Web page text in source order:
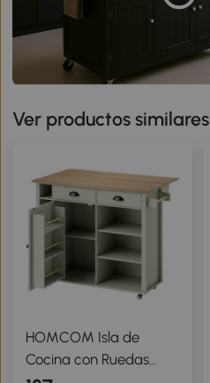
Ver productos similares
HOMCOM Isla de
Cocina con Ruedas